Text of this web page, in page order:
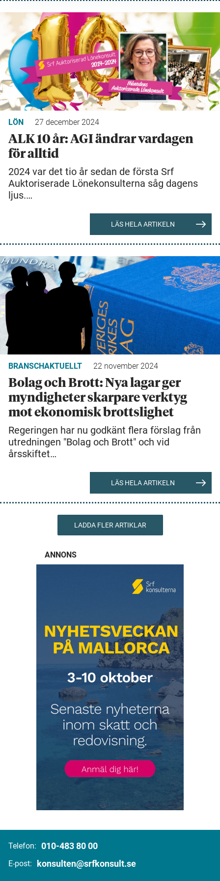
LÖN 27 december 2024
ALK 10 år: AGI ändrar vardagen
för alltid
2024 var det tio år sedan de första Srf
Auktoriserade Lönekonsulterna såg dagens
ljus.…
LÄS HELA ARTIKELN
BRANSCHAKTUELLT 22 november 2024
Bolag och Brott: Nya lagar ger
myndigheter skarpare verktyg
mot ekonomisk brottslighet
Regeringen har nu godkänt flera förslag från
utredningen "Bolag och Brott" och vid
årsskiftet…
LÄS HELA ARTIKELN
LADDA FLER ARTIKLAR
ANNONS
Telefon: 010-483 80 00
E-post: konsulten@srfkonsult.se